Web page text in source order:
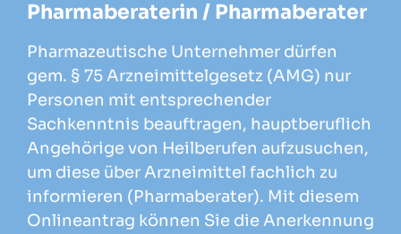
Pharmaberaterin / Pharmaberater
Pharmazeutische Unternehmer dürfen
gem. § 75 Arzneimittelgesetz (AMG) nur
Personen mit entsprechender
Sachkenntnis beauftragen, hauptberuflich
Angehörige von Heilberufen aufzusuchen,
um diese über Arzneimittel fachlich zu
informieren (Pharmaberater). Mit diesem
Onlineantrag können Sie die Anerkennung